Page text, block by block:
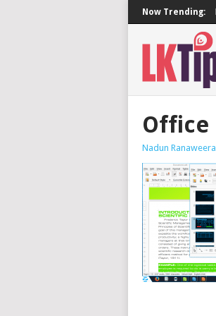
Now Trending:
Office
Nadun Ranaweera